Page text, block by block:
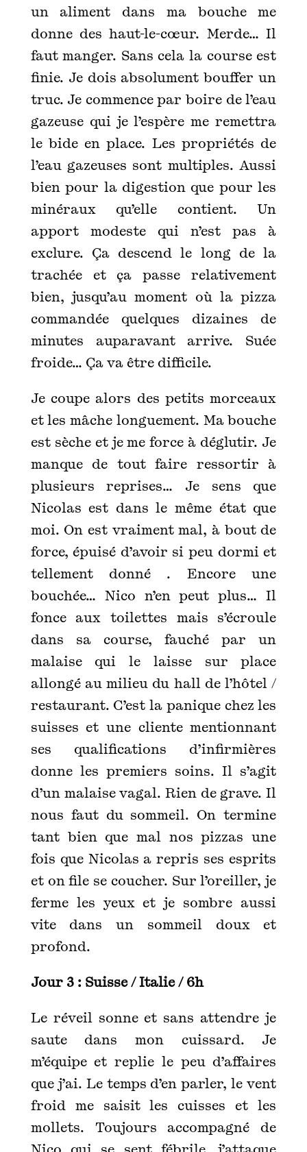
un aliment dans ma bouche me
donne des haut-le-cœur. Merde… Il
faut manger. Sans cela la course est
finie. Je dois absolument bouffer un
truc. Je commence par boire de l’eau
gazeuse qui je l’espère me remettra
le bide en place. Les propriétés de
l’eau gazeuses sont multiples. Aussi
bien pour la digestion que pour les
minéraux qu’elle contient. Un
apport modeste qui n’est pas à
exclure. Ça descend le long de la
trachée et ça passe relativement
bien, jusqu’au moment où la pizza
commandée quelques dizaines de
minutes auparavant arrive. Suée
froide… Ça va être difficile.
Je coupe alors des petits morceaux
et les mâche longuement. Ma bouche
est sèche et je me force à déglutir. Je
manque de tout faire ressortir à
plusieurs reprises… Je sens que
Nicolas est dans le même état que
moi. On est vraiment mal, à bout de
force, épuisé d’avoir si peu dormi et
tellement donné . Encore une
bouchée… Nico n’en peut plus… Il
fonce aux toilettes mais s’écroule
dans sa course, fauché par un
malaise qui le laisse sur place
allongé au milieu du hall de l’hôtel /
restaurant. C’est la panique chez les
suisses et une cliente mentionnant
ses qualifications d’infirmières
donne les premiers soins. Il s’agit
d’un malaise vagal. Rien de grave. Il
nous faut du sommeil. On termine
tant bien que mal nos pizzas une
fois que Nicolas a repris ses esprits
et on file se coucher. Sur l’oreiller, je
ferme les yeux et je sombre aussi
vite dans un sommeil doux et
profond.
Jour 3 : Suisse / Italie / 6h
Le réveil sonne et sans attendre je
saute dans mon cuissard. Je
m’équipe et replie le peu d’affaires
que j’ai. Le temps d’en parler, le vent
froid me saisit les cuisses et les
mollets. Toujours accompagné de